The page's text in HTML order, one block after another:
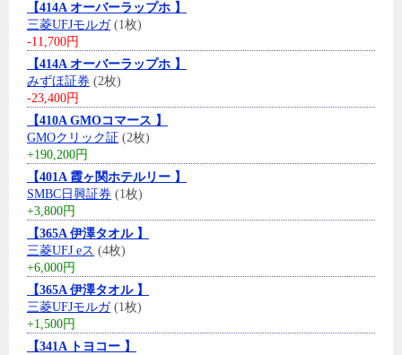
【414A オーバーラップホ 】
三菱UFJモルガ(1枚)
-11,700円
【414A オーバーラップホ 】
みずほ証券 (2枚)
-23,400円
【410A GMOコマース 】
GMOクリック証 (2枚)
+190,200円
【401A 霞ヶ関ホテルリー 】
SMBC日興証券 (1枚)
+3,800円
【365A 伊澤タオル 】
三菱UFJ eス (4枚)
+6,000円
【365A 伊澤タオル 】
三菱UFJモルガ(1枚)
+1,500円
【341A トヨコー 】